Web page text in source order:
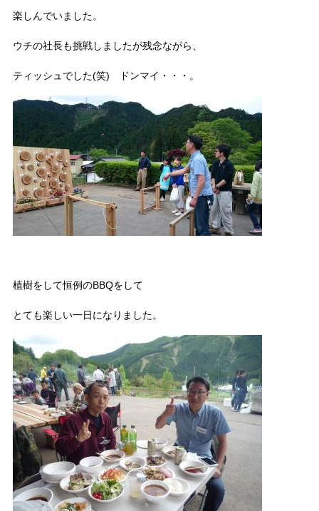
楽しんでいました。
ウチの社長も挑戦しましたが残念ながら、
ティッシュでした(笑) ドンマイ・・・。
植樹をして恒例のBBQをして
とても楽しい一日になりました。